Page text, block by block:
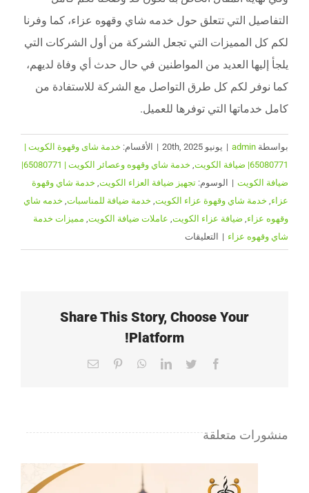
التفاصيل التي تتعلق حول خدمه شاي وقهوه عزاء، كما وفرنا
لكم كل المميزات التي تجعل الشركة من أول الشركات التي
يلجأ إليها العديد من المواطنين في حال حدث أي وفاة لديهم،
كما نوفر لكم كل طرق التواصل مع الشركة للاستفادة من
كامل خدماتها التي توفرها للعميل.
بواسطة admin
| يونيو 20th, 2025 | الأقسام: خدمة شاى وقهوة الكويت |
65080771| ضيافة الكويت
,
خدمة شاي وقهوه وعصائر الكويت | 65080771|
ضيافة الكويت | الوسوم: تجهيز ضيافة العزاء الكويت, خدمة شاي وقهوة
عزاء, خدمة شاي وقهوة عزاء الكويت, خدمة ضيافة للمناسبات, خدمه شاي
وقهوه عزاء, ضيافة عزاء الكويت, عاملات ضيافة الكويت, مميزات خدمة
شاي وقهوه عزاء | التعليقات
الكويت
|
65080771
مغلقة
Share This Story, Choose Your
Platform!
Facebook
Twitter
LinkedIn
WhatsApp
Pinterest
Email
منشورات متعلقة